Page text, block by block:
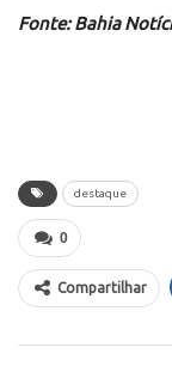
Fonte: Bahia
destaque
0
Compartilhar